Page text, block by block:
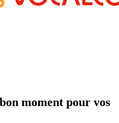
moment pour vos